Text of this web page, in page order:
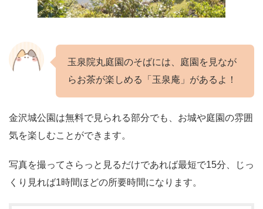
玉泉院丸庭園のそばには、庭園を見なが
らお茶が楽しめる「玉泉庵」があるよ！
金沢城公園は無料で見られる部分でも、お城や庭園の雰囲
気を楽しむことができます。
写真を撮ってさらっと見るだけであれば最短で15分、じっ
くり見れば1時間ほどの所要時間になります。